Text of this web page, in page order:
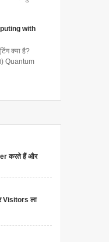
with
क्या है?
Quantum
करते हैं और
Visitors ला